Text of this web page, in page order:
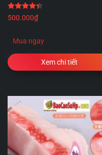
500.000₫
Mua ngay
Xem chi tiết